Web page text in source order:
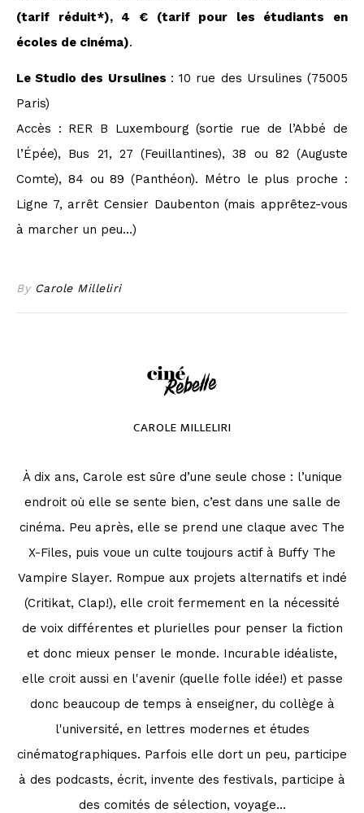
(tarif réduit*), 4 € (tarif pour les étudiants en
écoles de cinéma).
Le Studio des Ursulines : 10 rue des Ursulines (75005
Paris)
Accès : RER B Luxembourg (sortie rue de l’Abbé de
l’Épée), Bus 21, 27 (Feuillantines), 38 ou 82 (Auguste
Comte), 84 ou 89 (Panthéon). Métro le plus proche :
Ligne 7, arrêt Censier Daubenton (mais apprêtez-vous
à marcher un peu…)
By Carole Milleliri
CAROLE MILLELIRI
À dix ans, Carole est sûre d’une seule chose : l’unique
endroit où elle se sente bien, c’est dans une salle de
cinéma. Peu après, elle se prend une claque avec The
X-Files, puis voue un culte toujours actif à Buffy The
Vampire Slayer. Rompue aux projets alternatifs et indé
(Critikat, Clap!), elle croit fermement en la nécessité
de voix différentes et plurielles pour penser la fiction
et donc mieux penser le monde. Incurable idéaliste,
elle croit aussi en l'avenir (quelle folle idée!) et passe
donc beaucoup de temps à enseigner, du collège à
l'université, en lettres modernes et études
cinématographiques. Parfois elle dort un peu, participe
à des podcasts, écrit, invente des festivals, participe à
des comités de sélection, voyage...